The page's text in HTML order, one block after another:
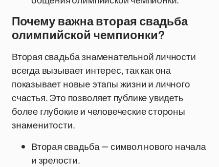
Почему важна вторая свадьба
олимпийской чемпионки?
Вторая свадьба знаменательной личности
всегда вызывает интерес, так как она
показывает новые этапы жизни и личного
счастья. Это позволяет публике увидеть
более глубокие и человеческие стороны
знаменитости.
Вторая свадьба — символ нового начала
и зрелости.